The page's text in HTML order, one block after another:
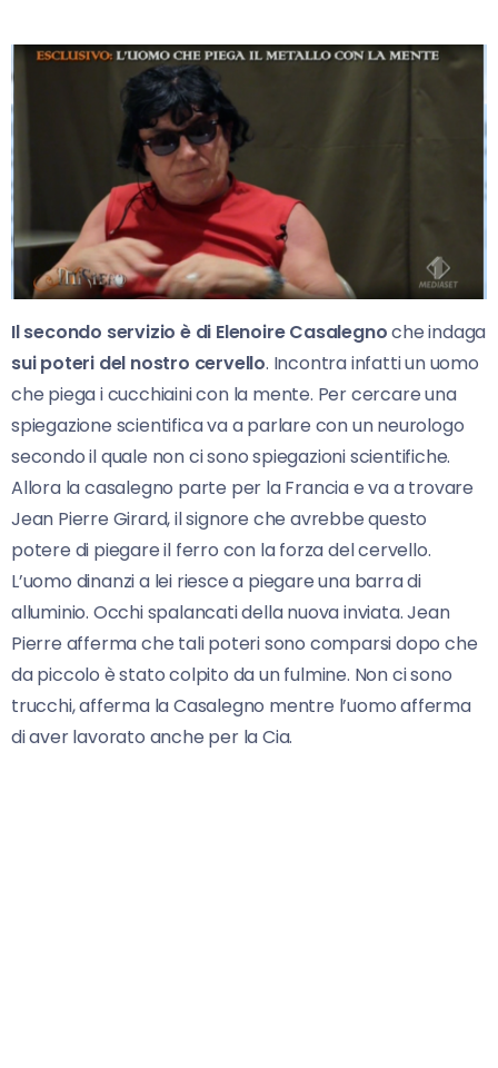
Il secondo servizio è di Elenoire Casalegnoche indaga
sui poteri del nostro cervello. Incontra infatti un uomo
che piega i cucchiaini con la mente. Per cercare una
spiegazione scientifica va a parlare con un neurologo
secondo il quale non ci sono spiegazioni scientifiche.
Allora la casalegno parte per la Francia e va a trovare
Jean Pierre Girard, il signore che avrebbe questo
potere di piegare il ferro con la forza del cervello.
L’uomo dinanzi a lei riesce a piegare una barra di
alluminio. Occhi spalancati della nuova inviata. Jean
Pierre afferma che tali poteri sono comparsi dopo che
da piccolo è stato colpito da un fulmine. Non ci sono
trucchi, afferma la Casalegno mentre l’uomo afferma
di aver lavorato anche per la Cia.